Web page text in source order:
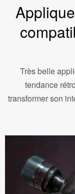
Très belle
tendance
transformer son